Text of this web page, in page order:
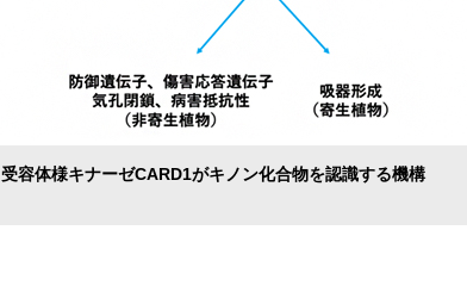
受容体様キナーゼCARD1がキノン化合物を認識する機構